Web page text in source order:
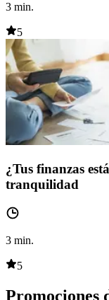
3 min.
5
¿Tus finanzas
tranquilidad
3 min.
5
Promociones